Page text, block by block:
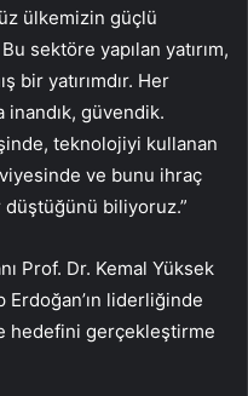
ülkemizin güçlü
sektöre yapılan yatırım,
bir yatırımdır. Her
inandık, güvendik.
teknolojiyi kullanan
ve bunu ihraç
biliyoruz.”
Prof. Dr. Kemal Yüksek
Erdoğan’ın liderliğinde
hedefini gerçekleştirme